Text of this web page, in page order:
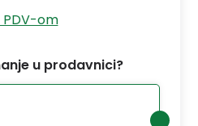
PDV-om
u prodavnici?